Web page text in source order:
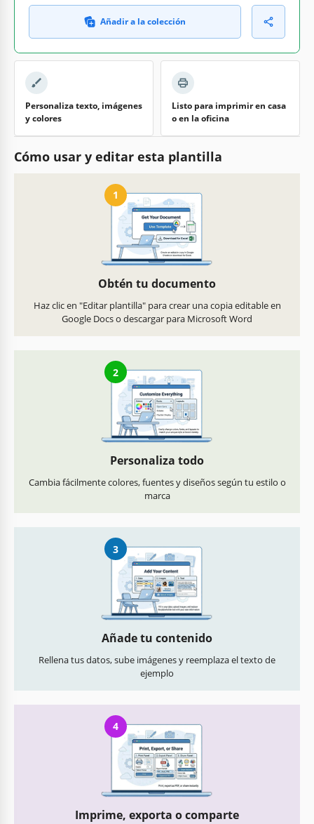
Añadir a la colección
Personaliza texto, imágenes
y colores
Listo para imprimir en casa
o en la oficina
Cómo usar y editar esta plantilla
1
Obtén tu documento
Haz clic en "Editar plantilla" para crear una copia editable en
Google Docs o descargar para Microsoft Word
2
Personaliza todo
Cambia fácilmente colores, fuentes y diseños según tu estilo o
marca
3
Añade tu contenido
Rellena tus datos, sube imágenes y reemplaza el texto de
ejemplo
4
Imprime, exporta o comparte